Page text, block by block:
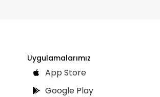
Uygulamalarımız
App Store
Google Play